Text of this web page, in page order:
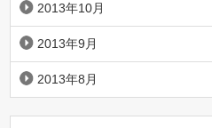
2013年10月
2013年9月
2013年8月